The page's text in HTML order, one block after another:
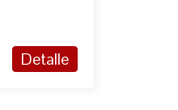
Detalle